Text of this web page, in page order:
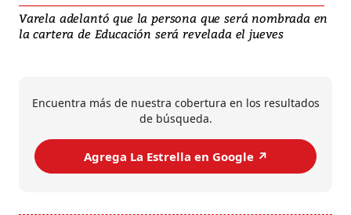
Varela adelantó que la persona que será nombrada en
la cartera de Educación será revelada el jueves
Encuentra más de nuestra cobertura en los resultados
de búsqueda.
Agrega La Estrella en Google ↗️